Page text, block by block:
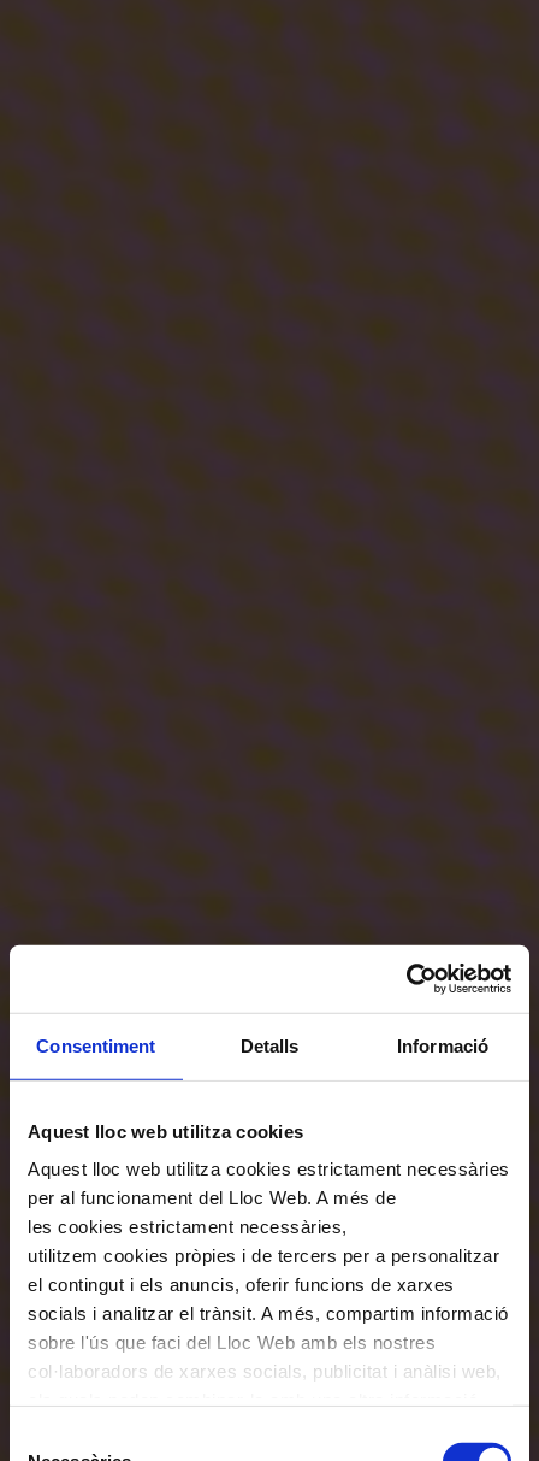
Consentiment Detalls Informació
Aquest lloc web utilitza cookies
Aquest lloc web utilitza cookies estrictament necessàries
per al funcionament del Lloc Web. A més de
les cookies estrictament necessàries,
utilitzem cookies pròpies i de tercers per a personalitzar
el contingut i els anuncis, oferir funcions de xarxes
socials i analitzar el trànsit. A més, compartim informació
sobre l'ús que faci del Lloc Web amb els nostres
col·laboradors de xarxes socials, publicitat i anàlisi web,